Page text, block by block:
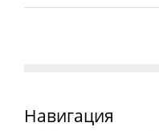
Навигация